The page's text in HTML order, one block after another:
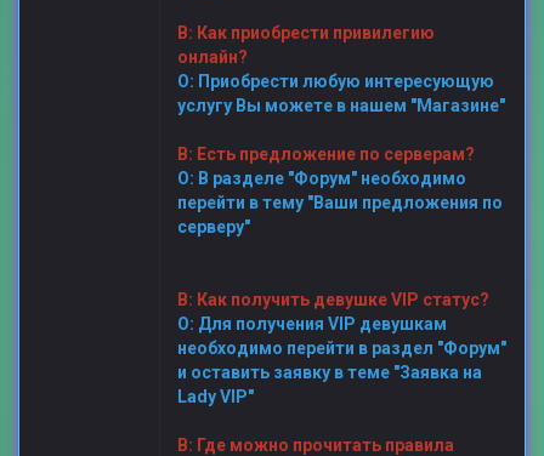
В: Как приобрести привилегию
онлайн?
О: Приобрести любую интересующую
услугу Вы можете в нашем "Магазине"
В: Есть предложение по серверам?
О: В разделе "Форум" необходимо
перейти в тему "Ваши предложения по
серверу"
В: Как получить девушке VIP статус?
О: Для получения VIP девушкам
необходимо перейти в раздел "Форум"
и оставить заявку в теме "Заявка на
Lady VIP"
В: Где можно прочитать правила